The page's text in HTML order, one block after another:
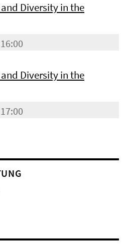
Diversity in the
Diversity in the